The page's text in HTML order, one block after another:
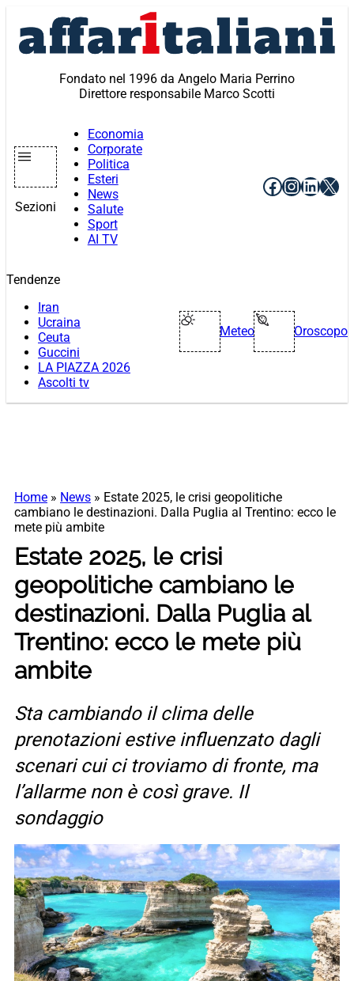
contenuto
Fondato nel 1996 da Angelo Maria Perrino
Direttore responsabile Marco Scotti
Sezioni
Economia
Corporate
Politica
Esteri
News
Salute
Sport
AI TV
Facebook
X
Tendenze
Iran
Ucraina
Ceuta
Guccini
LA PIAZZA 2026
Ascolti tv
Meteo Oroscopo
Home » News » Estate 2025, le crisi geopolitiche
cambiano le destinazioni. Dalla Puglia al Trentino: ecco le
mete più ambite
Estate 2025, le crisi
geopolitiche cambiano le
destinazioni. Dalla Puglia al
Trentino: ecco le mete più
ambite
Sta cambiando il clima delle
prenotazioni estive influenzato dagli
scenari cui ci troviamo di fronte, ma
l’allarme non è così grave. Il
sondaggio